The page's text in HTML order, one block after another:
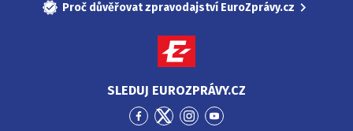
Proč důvěřovat zpravodajství EuroZprávy.cz
SLEDUJ EUROZPRÁVY.CZ
PřejítPřejítPřejítPřejít